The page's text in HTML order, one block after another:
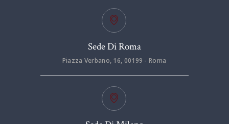
Sede Di Roma
Piazza Verbano, 16, 00199 - Roma